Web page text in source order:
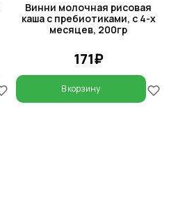
Винни молочная рисовая
каша с пребиотиками, с 4-х
месяцев, 200гр
171₽
В корзину